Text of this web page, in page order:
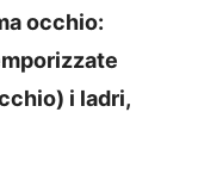
occhio:
i ladri,